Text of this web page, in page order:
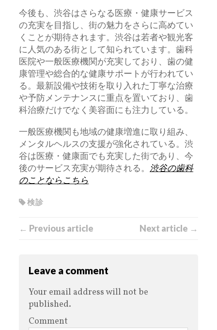
今後も、渋谷はさらなる医療・健康サービス
の充実を目指し、街の魅力をさらに高めてい
くことが期待されます。渋谷は若者や観光客
に人気のある街として知られています。歯科
医院や一般医療機関が充実しており、歯の健
康管理や総合的な健康サポートが行われてい
る。最新設備や技術を取り入れた丁寧な治療
や予防メンテナンスに重点を置いており、歯
科治療だけでなく美容面にも注力している。
一般医療機関も地域の健康増進に取り組み、
メンタルヘルスの支援が強化されている。渋
谷は医療・健康面でも充実した街であり、今
後のサービス充実が期待される。 渋谷の歯科
のことならこちら
検診
← Previous article Next article →
Leave a comment
Your email address will not be
published.
Comment